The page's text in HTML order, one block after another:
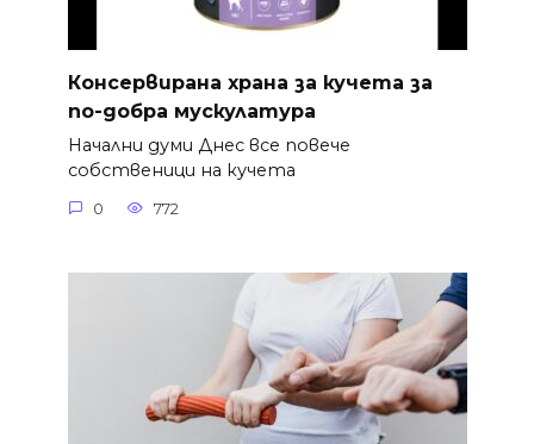
Консервирана храна за кучета за
по-добра мускулатура
Начални думи Днес все повече
собственици на кучета
0 772